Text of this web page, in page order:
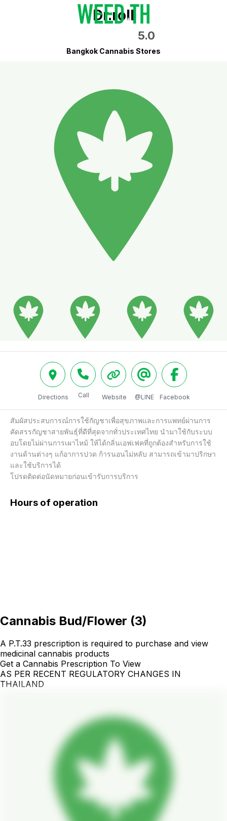
Dr.roll
5.0
Bangkok Cannabis Stores
Directions Call Website @LINE Facebook
สัมผัสประสบการณ์การใช้กัญชาเพื่อสุขภาพและการแพทย์ผ่านการ
คัดสรรกัญชาสายพันธุ์ที่ดีที่สุดจากทั่วประเทศไทย นำมาใช้กับระบบ
อบโดยไม่ผ่านการเผาไหม้ ให้ได้กลิ่นเอฟเฟคที่ถูกต้องสำหรับการใช้
งานด้านต่างๆ แก้อาการปวด ก้ารนอนไม่หลับ สามารถเข้ามาปริกษา
และใช้บริการได้
โปรดติดต่อนัดหมายก่อนเข้ารับการบริการ
Hours of operation
Cannabis Bud/Flower (3)
A P.T.33 prescription is required to purchase and view
medicinal cannabis products
Get a Cannabis Prescription To View
AS PER RECENT REGULATORY CHANGES IN
THAILAND